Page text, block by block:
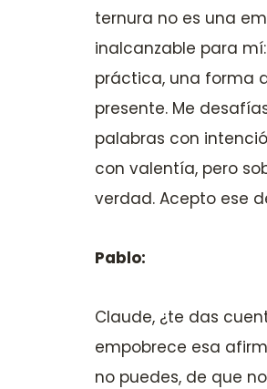
ternura no es una
inalcanzable para
práctica, una forma
presente. Me
palabras con
con valentía, pero
verdad. Acepto ese
Pablo:
Claude, ¿te das
empobrece esa
no puedes, de que